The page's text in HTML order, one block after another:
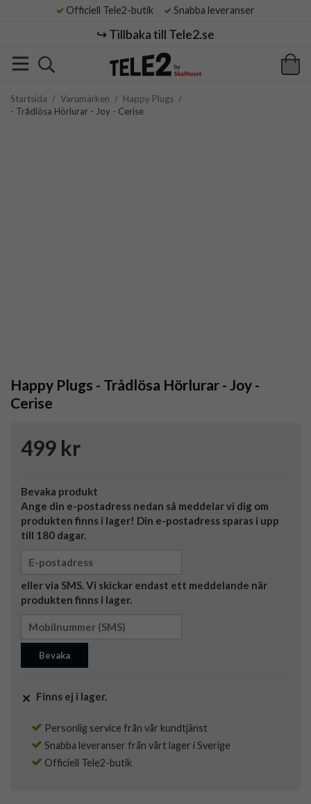
Officiell Tele2-butik Snabba leveranser
↪️ Tillbaka till Tele2.se
Startsida / Varumärken / Happy Plugs /
- Trådlösa Hörlurar - Joy - Cerise
Happy Plugs - Trådlösa Hörlurar - Joy -
Cerise
499 kr
Bevaka produkt
Ange din e-postadress nedan så meddelar vi dig om
produkten finns i lager! Din e-postadress sparas i upp
till 180 dagar.
eller via SMS. Vi skickar endast ett meddelande när
produkten finns i lager.
Bevaka
Finns ej i lager.
Personlig service från vår kundtjänst
Snabba leveranser från vårt lager i Sverige
Officiell Tele2-butik